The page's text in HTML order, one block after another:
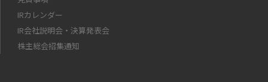
IRカレンダー
IR会社説明会・決算発表会
株主総会招集通知